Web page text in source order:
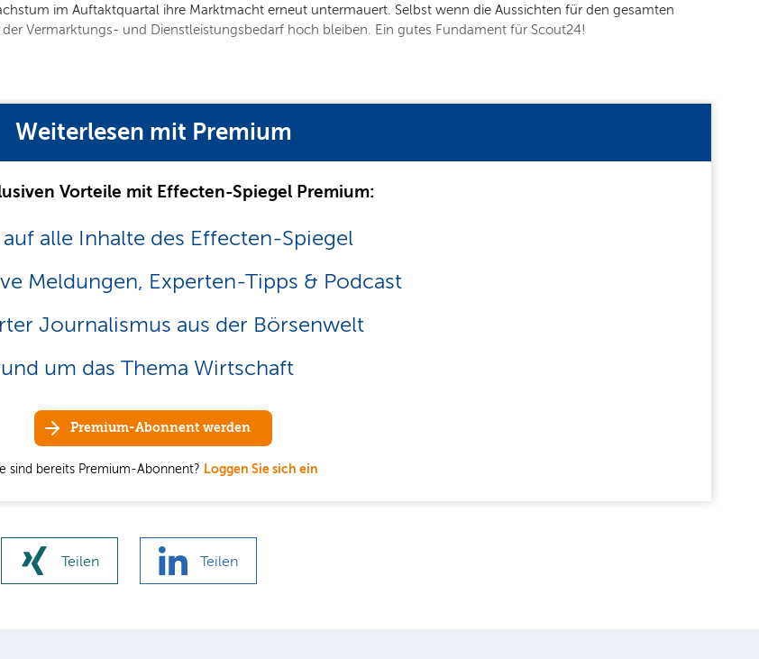
im Auftaktquartal ihre Marktmacht erneut untermauert. Selbst wenn die Aussichten für den gesamten
Vermarktungs- und Dienstleistungsbedarf hoch bleiben. Ein gutes Fundament für Scout24!
Weiterlesen mit Premium
Vorteile mit Effecten-Spiegel Premium:
alle Inhalte des Effecten-Spiegel
Meldungen, Experten-Tipps & Podcast
Journalismus aus der Börsenwelt
um das Thema Wirtschaft
Premium-Abonnent werden
sind bereits Premium-Abonnent? Loggen Sie sich ein
Teilen Teilen